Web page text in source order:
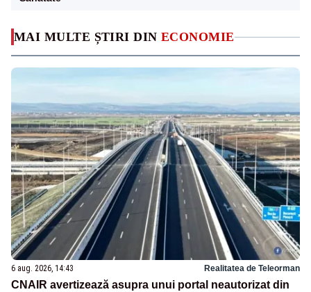
MAI MULTE ȘTIRI DIN ECONOMIE
6 aug. 2026, 14:43 Realitatea de Teleorman
CNAIR avertizează asupra unui portal neautorizat din